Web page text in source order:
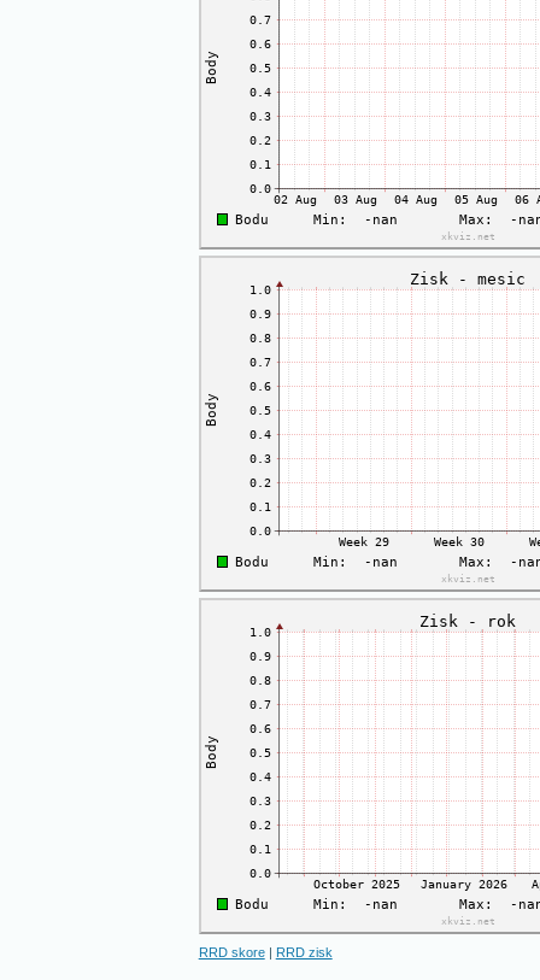
RRD skore| RRD zisk